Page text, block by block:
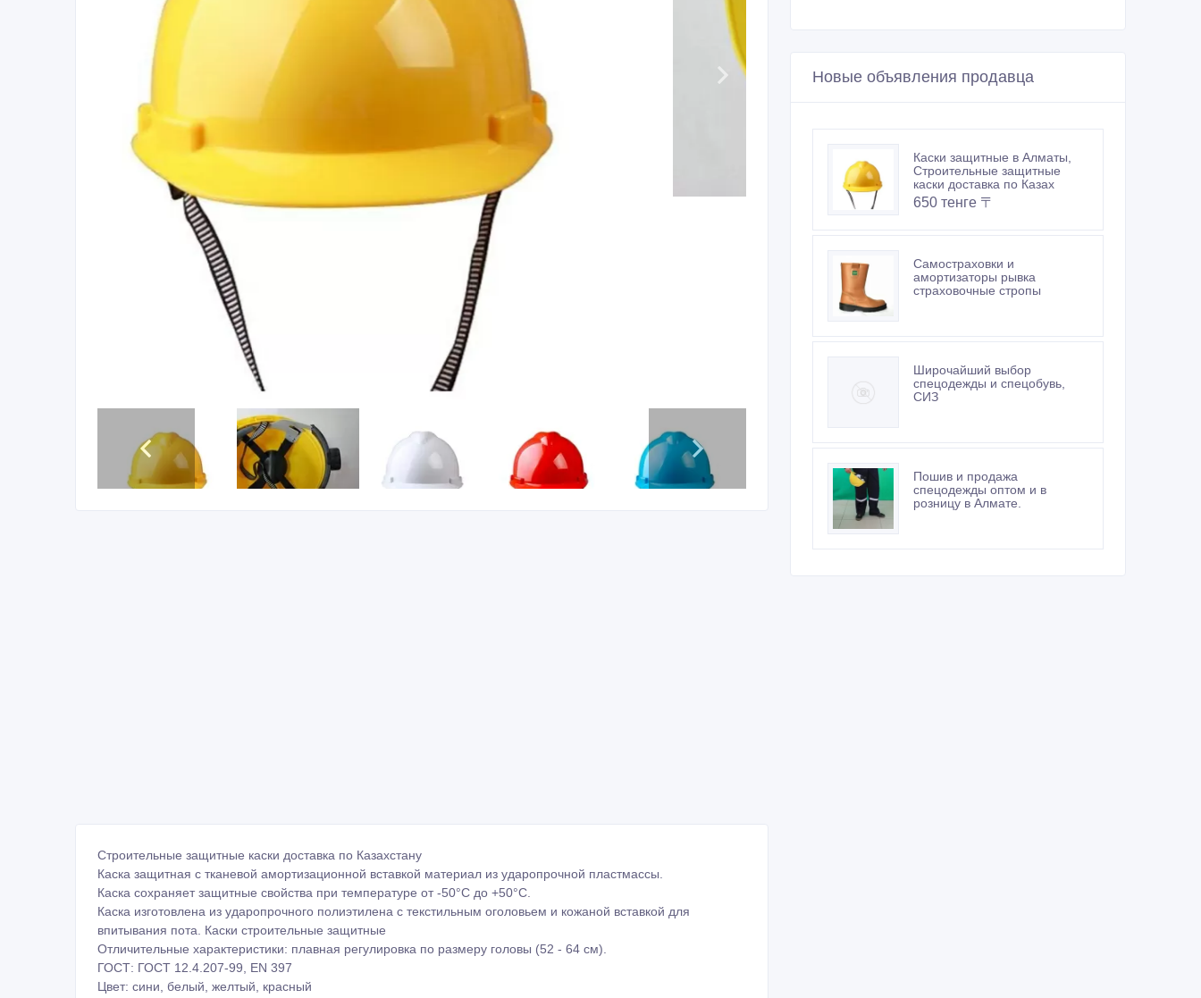
bek.akhan@gmail.com
3295802@gmail.com
Телефон:
+7 (727) 329-41-00
+7 (701) 404-28-34
+7 (701) 991-14-47
wechat id: KAZATTARDE
Skype: Amanbyek.akhan
Новые объявления продавца
Каски защитные в Алматы,
Строительные защитные
каски доставка по Казах
650 тенге 〒
Самостраховки и
амортизаторы рывка
страховочные стропы
Широчайший выбор
спецодежды и спецобувь,
СИЗ
Пошив и продажа
спецодежды оптом и в
розницу в Алмате.